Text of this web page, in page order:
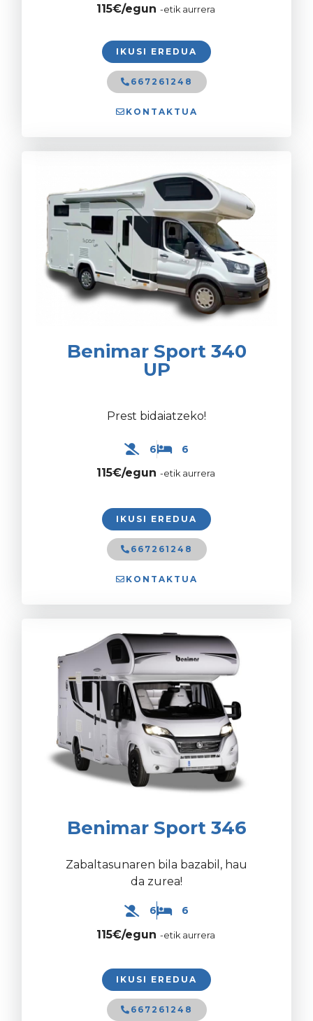
115€/egun -etik aurrera
IKUSI EREDUA
667261248
KONTAKTUA
Benimar Sport 340
UP
Prest bidaiatzeko!
6 6
115€/egun -etik aurrera
IKUSI EREDUA
667261248
KONTAKTUA
Benimar Sport 346
Zabaltasunaren bila bazabil, hau
da zurea!
6 6
115€/egun -etik aurrera
IKUSI EREDUA
667261248